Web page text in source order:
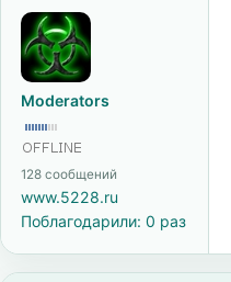
Moderators
128 сообщений
www.5228.ru
Поблагодарили: 0 раз